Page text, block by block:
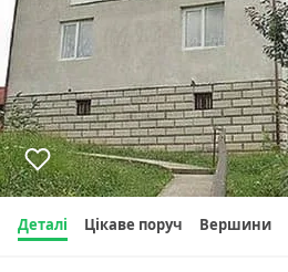
Деталі Цікаве поруч Вершини